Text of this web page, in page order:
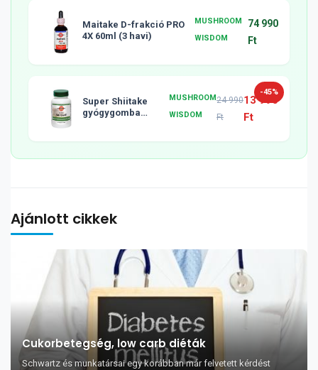
Maitake D-frakció PRO
4X 60ml (3 havi)
MUSHROOM
WISDOM
74 990
Ft
-45%
Super Shiitake
gyógygomba
MUSHROOM
WISDOM
24 990
Ft
13 990
Ft
Ajánlott cikkek
Cukorbetegség, low carb diéták
Schwartz és munkatársai egy korábban már felvetett kérdést